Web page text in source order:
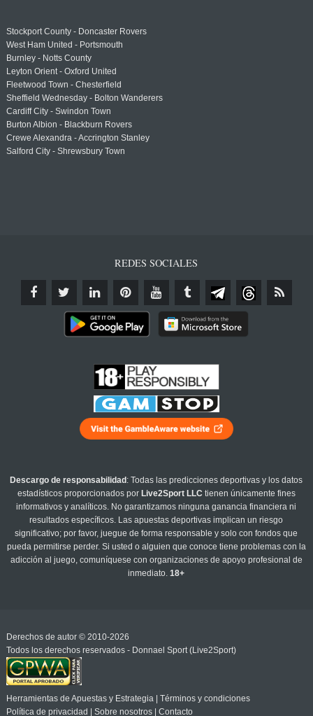
Stockport County - Doncaster Rovers
West Ham United - Portsmouth
Burnley - Notts County
Leyton Orient - Oxford United
Fleetwood Town - Chesterfield
Sheffield Wednesday - Bolton Wanderers
Cardiff City - Swindon Town
Burton Albion - Blackburn Rovers
Crewe Alexandra - Accrington Stanley
Salford City - Shrewsbury Town
REDES SOCIALES
Descargo de responsabilidad : Todas las predicciones deportivas y los datos
estadísticos proporcionados por Live2Sport LLC tienen únicamente fines
informativos y analíticos. No garantizamos ninguna ganancia financiera ni
resultados específicos. Las apuestas deportivas implican un riesgo
significativo; por favor, juegue de forma responsable y solo con fondos que
pueda permitirse perder. Si usted o alguien que conoce tiene problemas con la
adicción al juego, comuníquese con organizaciones de apoyo profesional de
inmediato.18+
Derechos de autor © 2010-2026
Todos los derechos reservados - Donnael Sport (Live2Sport)
Herramientas de Apuestas y Estrategia| Términos y condiciones
Política de privacidad
Sobre nosotros| Contacto